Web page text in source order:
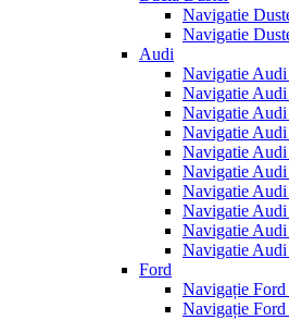
Navigatie
Navigatie
Audi
Navigatie
Navigatie
Navigatie
Navigatie
Navigatie
Navigatie
Navigatie
Navigatie
Navigatie
Navigatie
Ford
Navigație Ford
Navigație Ford